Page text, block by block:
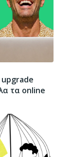
upgrade
τα online